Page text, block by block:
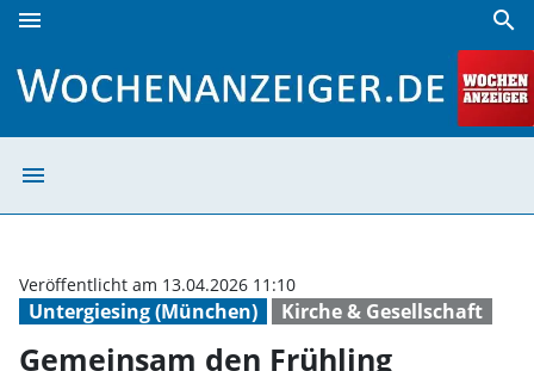
menu search
menu
Untergiesing (München) Kirche & Gesellschaft
Veröffentlicht am 13.04.2026 11:10
Gemeinsam den Frühling